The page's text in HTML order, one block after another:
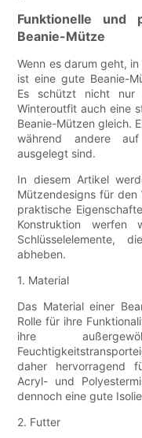
Funktionelle und
Beanie-Mütze
Wenn es darum geht,
ist eine gute Beanie-
Es schützt nicht nur
Winteroutfit auch eine
Beanie-Mützen gleich.
während andere
ausgelegt sind.
In diesem Artikel
Mützendesigns für
praktische
Konstruktion
Schlüsselelemente,
abheben.
1. Material
Das Material einer
Rolle für ihre
ihre
daher hervorragend
Acryl- und
dennoch eine gute
2. Futter